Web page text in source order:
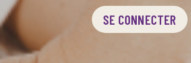
SE CONNECTER